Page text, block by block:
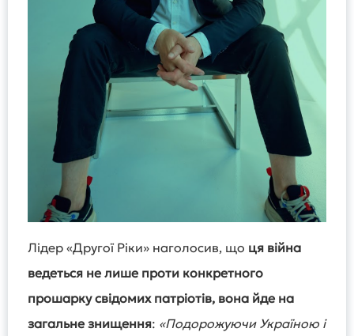
Лідер «Другої Ріки» наголосив, що ця війна
ведеться не лише проти конкретного
прошарку свідомих патріотів, вона йде на
загальне знищення: «Подорожуючи Україною і